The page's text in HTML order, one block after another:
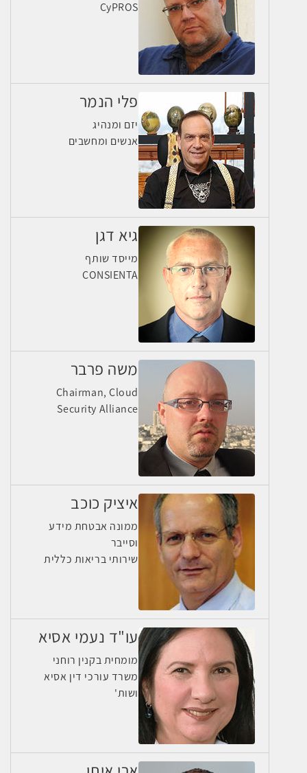
CyPROS
פלי הנמר
יזם ומנהיג
אנשים ומחשבים
גיא דגן
מייסד שותף
CONSIENTA
משה פרבר
Chairman, Cloud
Security Alliance
איציק כוכב
ממונה אבטחת מידע
וסייבר
שירותי בריאות כללית
עו"ד נעמי אסיא
מומחית בקנין רוחני
משרד עורכי דין אסיא
ושות'